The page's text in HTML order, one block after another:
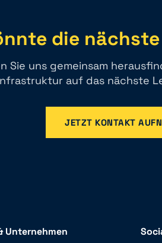
die
Sie uns gemeinsam
auf das nächste
JETZT KONTAKT
Unternehmen